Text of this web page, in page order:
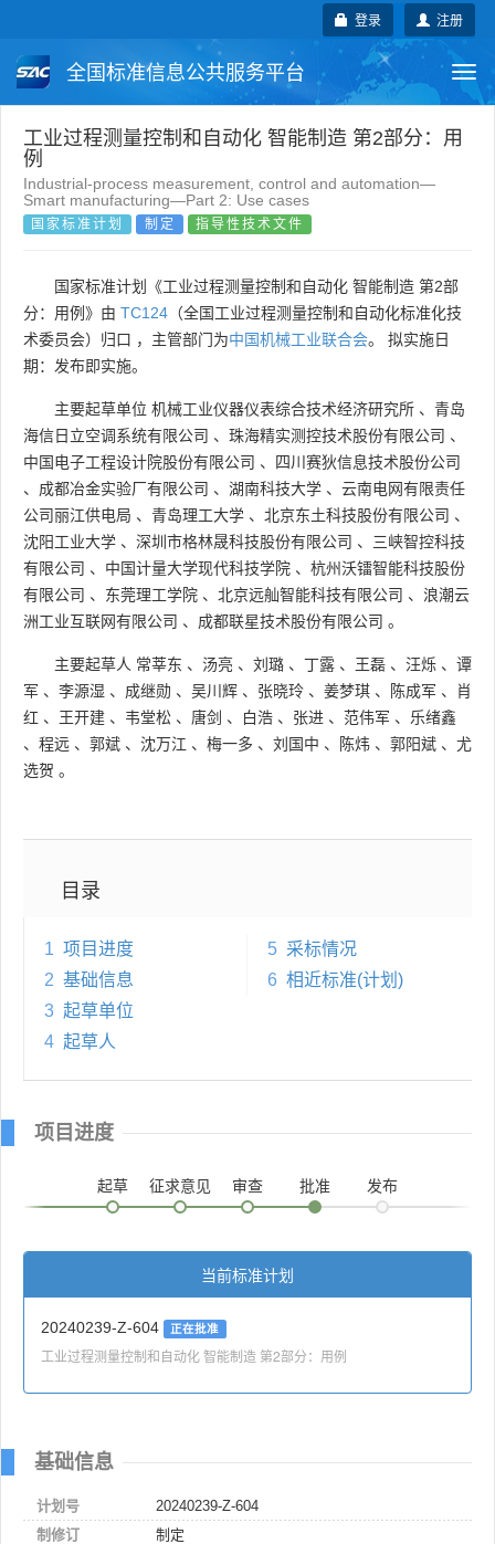
注册
登录
全国标准信息公共服务平台
国家标准 行业标准 地方标准
团体标准 企业标准 国际标准
工业过程测量控制和自动化 智能制造 第2部分：用
例
Industrial-process measurement, control and automation—
Smart manufacturing—Part 2: Use cases
国家标准计划 制定 指导性技术文件
国家标准计划《工业过程测量控制和自动化 智能制造 第2部
分：用例》由 TC124 （全国工业过程测量控制和自动化标准化技
术委员会）归口 ，主管部门为中国机械工业联合会。 拟实施日
期：发布即实施。
主要起草单位 机械工业仪器仪表综合技术经济研究所 、 青岛
海信日立空调系统有限公司 、 珠海精实测控技术股份有限公司 、
中国电子工程设计院股份有限公司 、
四川赛狄信息技术股份公司
、 成都冶金实验厂有限公司 、 湖南科技大学 、 云南电网有限责任
公司丽江供电局 、 青岛理工大学 、 北京东土科技股份有限公司 、
沈阳工业大学 、 深圳市格林晟科技股份有限公司 、 三峡智控科技
有限公司 、 中国计量大学现代科技学院 、 杭州沃镭智能科技股份
有限公司 、 东莞理工学院 、 北京远舢智能科技有限公司 、 浪潮云
洲工业互联网有限公司 、 成都联星技术股份有限公司 。
主要起草人 常莘东 、 汤亮 、 刘璐 、 丁露 、 王磊 、 汪烁 、 谭
军 、 李源湿 、 成继勋 、 吴川辉 、 张晓玲 、 姜梦琪 、 陈成军 、
肖
红 、 王开建 、 韦堂松 、 唐剑 、 白浩 、 张进 、 范伟军 、 乐绪鑫
、 程远 、 郭斌 、 沈万江 、 梅一多 、 刘国中 、 陈炜 、 郭阳斌 、 尤
选贺 。
目录
1 项目进度
2 基础信息
3 起草单位
4 起草人
5 采标情况
6 相近标准(计划)
项目进度
起草 征求意见 审查 批准 发布
当前标准计划
20240239-Z-604 正在批准
工业过程测量控制和自动化 智能制造 第2部分：用例
基础信息
计划号
20240239-Z-604
制修订
制定